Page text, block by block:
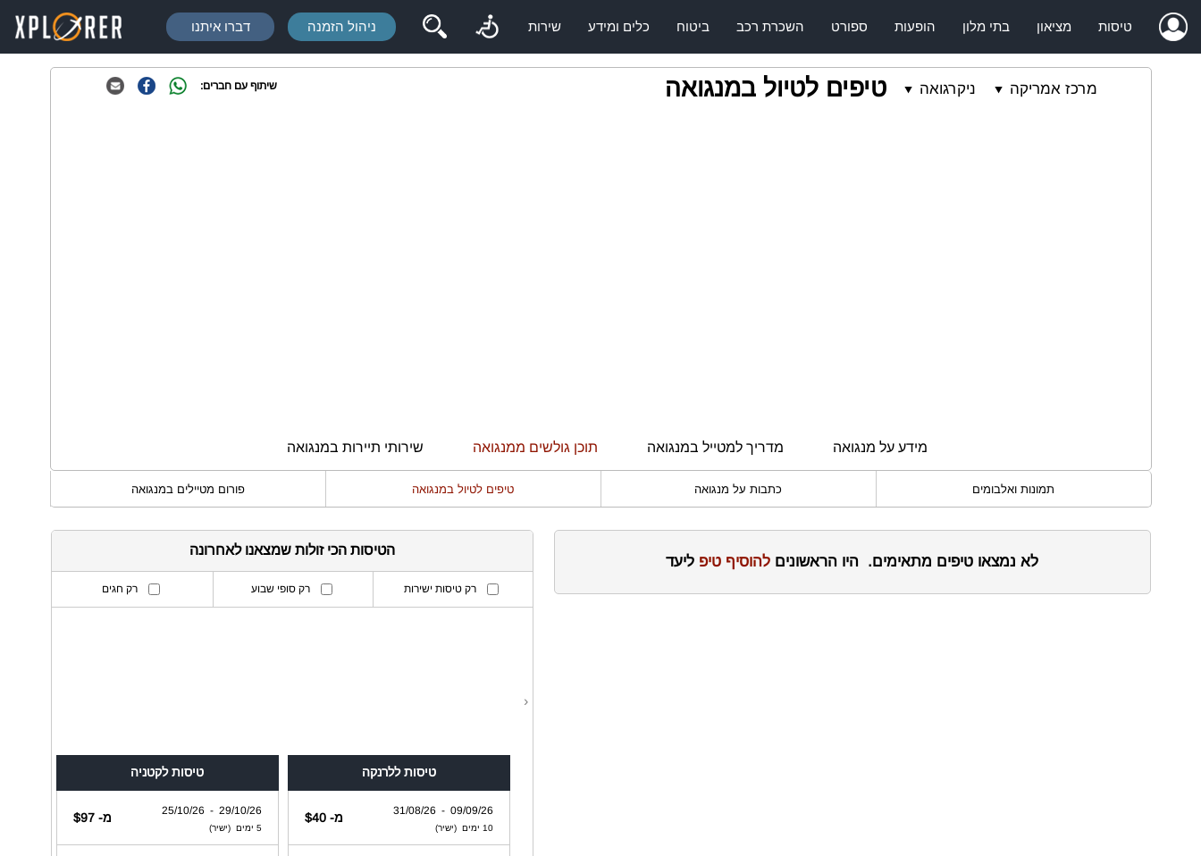
טיסות מציאון בתי מלון הופעות ספורט השכרת רכב ביטוח כלים ומידע שירות ניהול הזמנה דברו איתנו
מרכז אמריקה ⯆ ניקרגואה ⯆ טיפים לטיול במנגואה שיתוף עם חברים:
מידע על מנגואה מדריך למטייל במנגואה תוכן גולשים ממנגואה שירותי תיירות במנגואה
תמונות ואלבומים כתבות על מנגואה טיפים לטיול במנגואה פורום מטיילים במנגואה
לא נמצאו טיפים מתאימים. היו הראשונים להוסיף טיפ ליעד
הטיסות הכי זולות שמצאנו לאחרונה
רק טיסות ישירות רק סופי שבוע רק חגים
טיסות ללרנקה
09/09/26 - 31/08/26
10 ימים (ישיר)
מ- $40
טיסות לקטניה
29/10/26 - 25/10/26
5 ימים (ישיר)
מ- $97
‹